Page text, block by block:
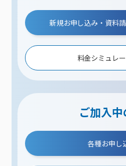
新規お申し込み・資料
料金シミュレ
ご加入
各種お申し